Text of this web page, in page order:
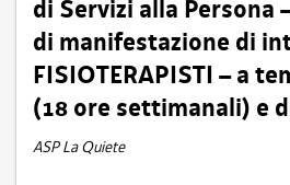
di Servizi alla Persona
di manifestazione di
FISIOTERAPISTI – a
(18 ore settimanali) e
ASP La Quiete